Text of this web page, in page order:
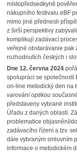
místopředsedkyně
nákupního festivalu eBF
mimo jiné přednesli
z širší perspektivy
komplikují zadávací
veřejné obstarávanie pak
rozhodnutích českých i
Dne 12. června 2024
spolupráci se společností
on-line metodický den na
varování optikou
představeny vybrané
Úřadu z daných oblastí.
problematice objasnění/
zadávacího řízení a tzv.
dále vybraným smluvním
informace o metodickém